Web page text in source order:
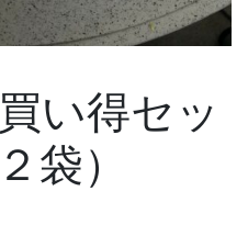
い得セッ
袋）